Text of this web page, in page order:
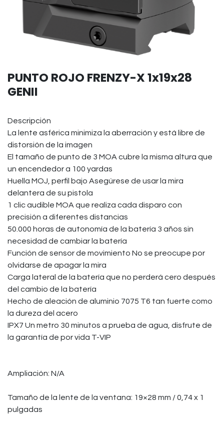
PUNTO ROJO FRENZY-X 1x19x28
GENII
Descripción
La lente asférica minimiza la aberración y está libre de
distorsión de la imagen
El tamaño de punto de 3 MOA cubre la misma altura que
un encendedor a 100 yardas
Huella MOJ, perfil bajo Asegúrese de usar la mira
delantera de su pistola
1 clic audible MOA que realiza cada disparo con
precisión a diferentes distancias
50.000 horas de autonomía de la batería 3 años sin
necesidad de cambiar la batería
Función de sensor de movimiento No se preocupe por
olvidarse de apagar la mira
Carga lateral de la batería que no perderá cero después
del cambio de la batería
Hecho de aleación de aluminio 7075 T6 tan fuerte como
la dureza del acero
IPX7 Un metro 30 minutos a prueba de agua, disfrute de
la garantía de por vida T-VIP
Ampliación: N/A
Tamaño de la lente de la ventana: 19×28 mm / 0,74 x 1
pulgadas